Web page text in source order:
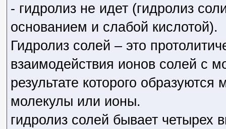
- гидролиз не идет (гидролиз
основанием и слабой кислотой).
Гидролиз солей – это
взаимодействия ионов солей с
результате которого
молекулы или ионы.
гидролиз солей бывает четырех